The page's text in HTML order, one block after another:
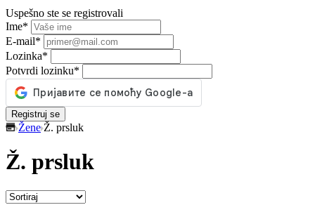
Uspešno ste se registrovali
Ime*
E-mail*
Lozinka*
Potvrdi lozinku*
Registruj se
Žene Ž. prsluk
Ž. prsluk